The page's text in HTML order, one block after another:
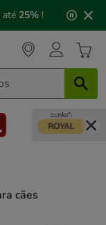
até 25% !
cães